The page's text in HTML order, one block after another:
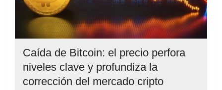
Caída de Bitcoin: el precio perfora
niveles clave y profundiza la
corrección del mercado cripto